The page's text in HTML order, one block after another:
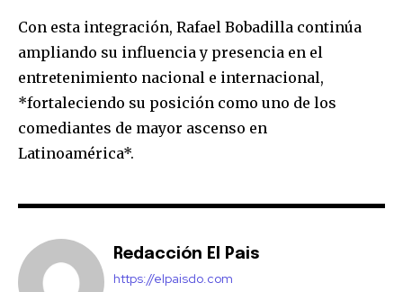
Con esta integración, Rafael Bobadilla continúa
ampliando su influencia y presencia en el
entretenimiento nacional e internacional,
*fortaleciendo su posición como uno de los
comediantes de mayor ascenso en
Latinoamérica*.
Redacción El Pais
https://elpaisdo.com